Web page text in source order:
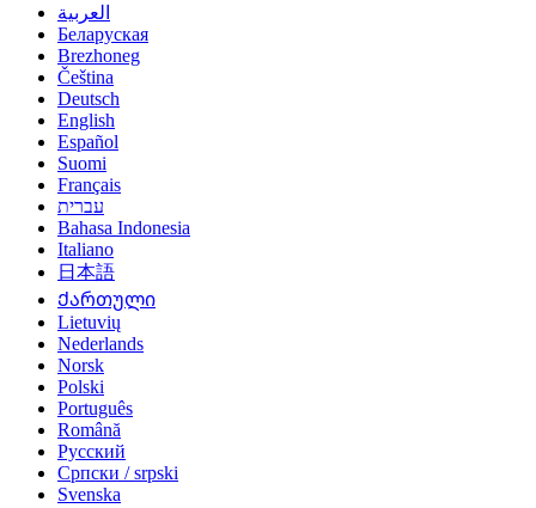
العربية
Беларуская
Brezhoneg
Čeština
Deutsch
English
Español
Suomi
Français
עברית
Bahasa Indonesia
Italiano
日本語
Ქართული
Lietuvių
Nederlands
Norsk
Polski
Português
Română
Русский
Српски / srpski
Svenska